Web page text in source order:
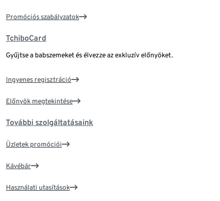
Promóciós szabályzatok
TchiboCard
Gyűjtse a babszemeket és élvezze az exkluzív előnyöket.
Ingyenes regisztráció
Előnyök megtekintése
További szolgáltatásaink
Üzletek promóciói
Kávébár
Használati utasítások